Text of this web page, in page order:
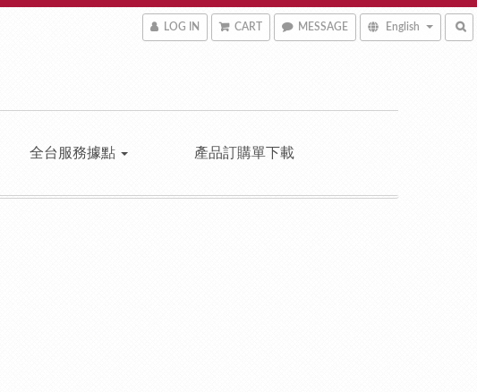
LOG IN CART MESSAGE English
全台服務據點 產品訂購單下載